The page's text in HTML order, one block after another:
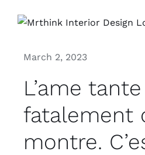
March 2, 2023
L’ame
fatalement
montre.